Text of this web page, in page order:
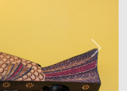
Next